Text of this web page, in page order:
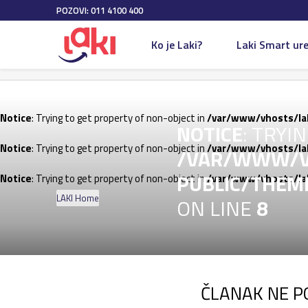
POZOVI: 011 4100 400
Ko je Laki? Laki Smart
Notice: Trying to get property of non-object in/var/www/vhosts/
Notice: Trying to get property of non-object in/var/www/vhosts/
Notice: Trying to get property of non-object in/var/www/vhosts/
LAKI Home
Notice
: Trying to get
01 Jan 1970
NOTICE:
/VAR/WWW/
PUBLIC/
ON LINE8
ČLANAK NE